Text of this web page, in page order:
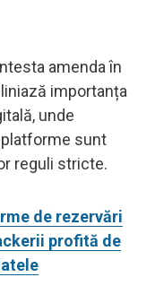
amenda în
importanța
unde
sunt
reguli stricte.
de rezervări
profită de